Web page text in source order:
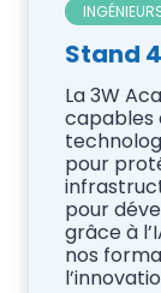
Stand
La 3W
capables
pour
pour
grâce à
nos